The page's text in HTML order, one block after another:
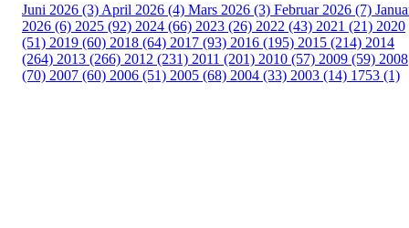
Juni 2026 (3) April 2026 (4) Mars 2026 (3) Februar 2026 (7)
2026 (6) 2025 (92) 2024 (66) 2023 (26) 2022 (43) 2021 (21) 2020
(51) 2019 (60) 2018 (64) 2017 (93) 2016 (195) 2015 (214) 2014
(264) 2013 (266) 2012 (231) 2011 (201) 2010 (57) 2009 (59) 2008
(70) 2007 (60) 2006 (51) 2005 (68) 2004 (33) 2003 (14) 1753 (1)